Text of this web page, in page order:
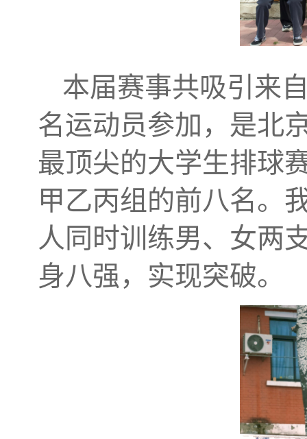
本届赛事共吸引来
名运动员参加，是北
最顶尖的大学生排球
甲乙丙组的前八名。
人同时训练男、女两
身八强，实现突破。